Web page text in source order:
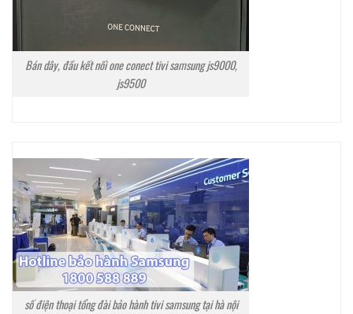
Bán dây, đầu kết nối one conect tivi samsung js9000,
js9500
số điện thoại tổng đài bảo hành tivi samsung tại hà nội